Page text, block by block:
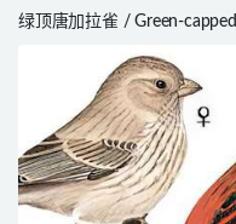
绿顶唐加拉雀 / Green-capped
meyerdeschauenseei